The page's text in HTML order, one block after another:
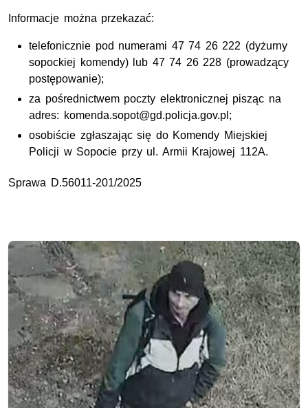
Informacje można przekazać:
telefonicznie pod numerami 47 74 26 222 (dyżurny
sopockiej komendy) lub 47 74 26 228 (prowadzący
postępowanie);
za pośrednictwem poczty elektronicznej pisząc na
adres: komenda.sopot@gd.policja.gov.pl;
osobiście zgłaszając się do Komendy Miejskiej
Policji w Sopocie przy ul. Armii Krajowej 112A.
Sprawa D.56011-201/2025